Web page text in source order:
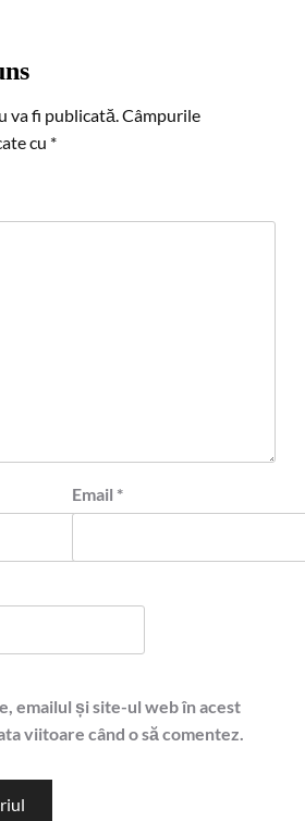
va fi publicată.Câmpurile
cu *
Email *
emailul și site-ul web în acest
viitoare când o să comentez.